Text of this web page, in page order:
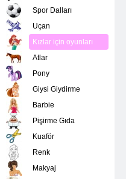
Spor Dalları
Uçan
Kızlar için oyunları
Atlar
Pony
Giysi Giydirme
Barbie
Pişirme Gıda
Kuaför
Renk
Makyaj